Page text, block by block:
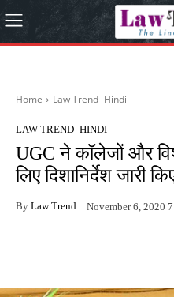
Home Law Trend -Hindi
LAW TREND -HINDI
UGC ने कॉलेजों और
लिए दिशानिर्देश जारी
By Law Trend November 6, 2020